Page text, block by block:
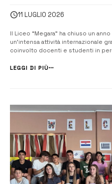
11 LUGLIO 2026
Il Liceo “Megara” ha chiuso un
un’intensa attività internazionale
coinvolto docenti e studenti in
un’importante occasione di
LEGGI DI PIÙ